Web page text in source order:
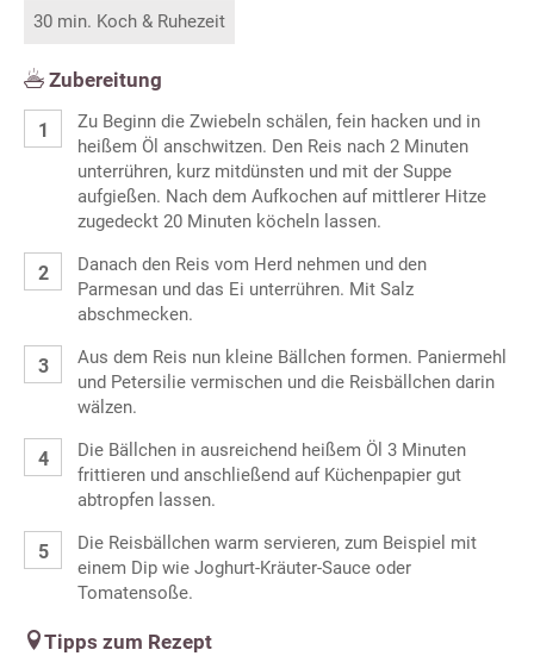
30 min. Koch & Ruhezeit
Zubereitung
Zu Beginn die Zwiebeln schälen, fein hacken und in
heißem Öl anschwitzen. Den Reis nach 2 Minuten
unterrühren, kurz mitdünsten und mit der Suppe
aufgießen. Nach dem Aufkochen auf mittlerer Hitze
zugedeckt 20 Minuten köcheln lassen.
Danach den Reis vom Herd nehmen und den
Parmesan und das Ei unterrühren. Mit Salz
abschmecken.
Aus dem Reis nun kleine Bällchen formen. Paniermehl
und Petersilie vermischen und die Reisbällchen darin
wälzen.
Die Bällchen in ausreichend heißem Öl 3 Minuten
frittieren und anschließend auf Küchenpapier gut
abtropfen lassen.
Die Reisbällchen warm servieren, zum Beispiel mit
einem Dip wie Joghurt-Kräuter-Sauce oder
Tomatensoße.
Tipps zum Rezept